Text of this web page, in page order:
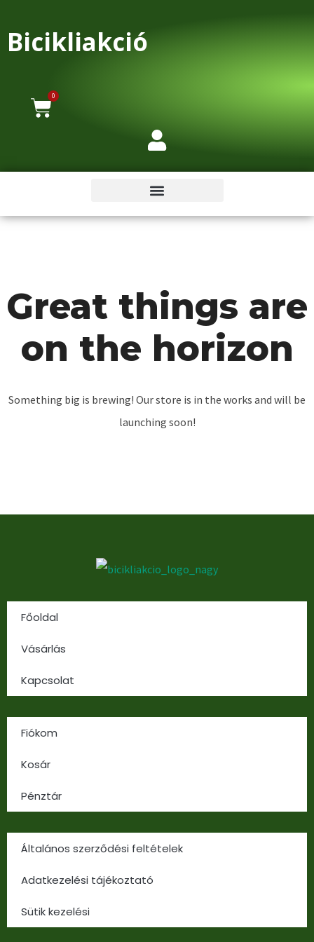
Bicikliakció
0
Great things are
on the horizon
Something big is brewing! Our store is in the works and will be
launching soon!
Főoldal
Vásárlás
Kapcsolat
Fiókom
Kosár
Pénztár
Általános szerződési feltételek
Adatkezelési tájékoztató
Sütik kezelési